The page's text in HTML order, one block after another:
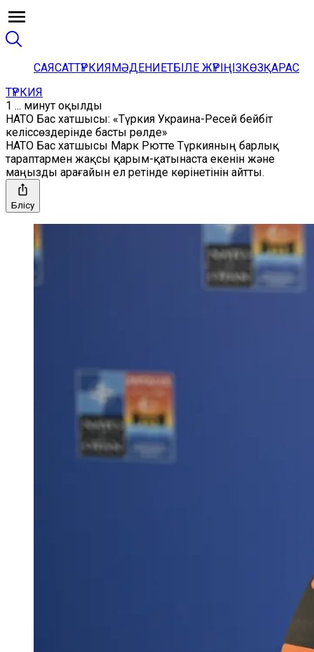
САЯСАТТҮРКИЯМӘДЕНИЕТБІЛЕ ЖҮРІҢІЗКӨЗҚАРАС
ТҮРКИЯ
1 ... минут оқылды
НАТО Бас хатшысы: «Түркия Украина-Ресей бейбіт
келіссөздерінде басты рөлде»
НАТО Бас хатшысы Марк Рютте Түркияның барлық
тараптармен жақсы қарым-қатынаста екенін және
маңызды арағайын ел ретінде көрінетінін айтты.
Бөлісу